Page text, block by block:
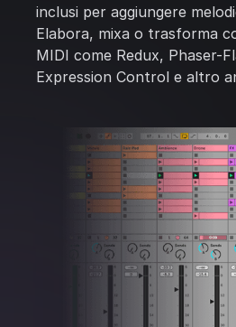
inclusi per aggiungere
Elabora, mixa o trasforma
MIDI come Redux, Phaser-
Expression Control e altro